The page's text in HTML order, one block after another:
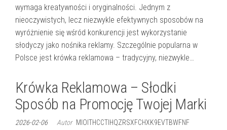
wymaga kreatywności i oryginalności. Jednym z
nieoczywistych, lecz niezwykle efektywnych sposobów na
wyróżnienie się wśród konkurencji jest wykorzystanie
słodyczy jako nośnika reklamy. Szczególnie popularna w
Polsce jest krówka reklamowa – tradycyjny, niezwykle…
Krówka Reklamowa – Słodki
Sposób na Promocję Twojej Marki
2026-02-06 Autor MIOITHCCTIHQZRSXFCHXK9EVTBWFNF